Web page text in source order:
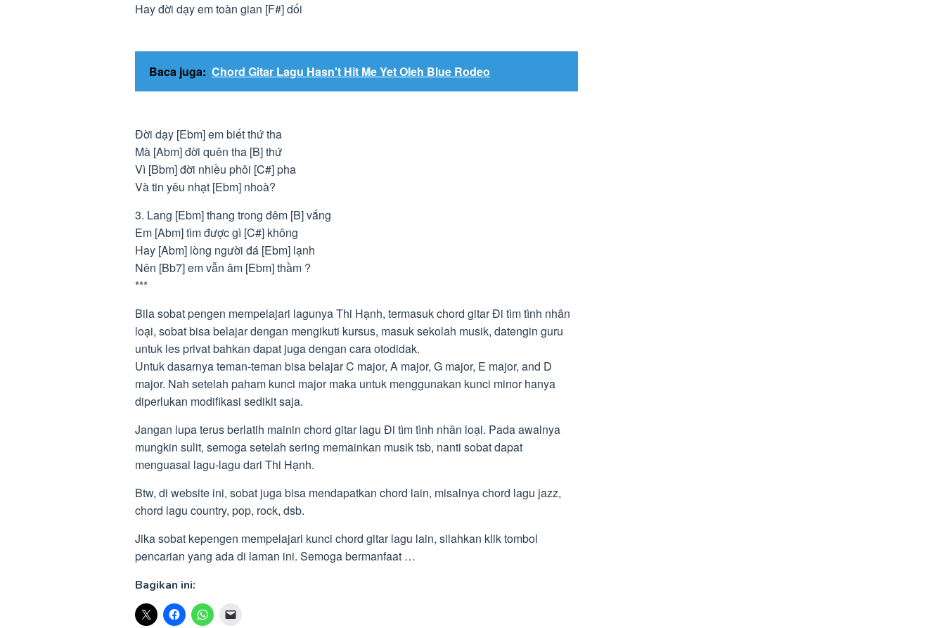
Hay đời dạy em toàn gian [F#] dối
Baca juga: Chord Gitar Lagu Hasn't Hit Me Yet Oleh Blue Rodeo
Đời dạy [Ebm] em biết thứ tha
Mà [Abm] đời quên tha [B] thứ
Vì [Bbm] đời nhiều phôi [C#] pha
Và tin yêu nhạt [Ebm] nhoà?
3. Lang [Ebm] thang trong đêm [B] vắng
Em [Abm] tìm được gì [C#] không
Hay [Abm] lòng người đá [Ebm] lạnh
Nên [Bb7] em vẫn âm [Ebm] thầm ?
***
Bila sobat pengen mempelajari lagunya Thi Hạnh, termasuk chord gitar Đi tìm tình nhân
loại, sobat bisa belajar dengan mengikuti kursus, masuk sekolah musik, datengin guru
untuk les privat bahkan dapat juga dengan cara otodidak.
Untuk dasarnya teman-teman bisa belajar C major, A major, G major, E major, and D
major. Nah setelah paham kunci major maka untuk menggunakan kunci minor hanya
diperlukan modifikasi sedikit saja.
Jangan lupa terus berlatih mainin chord gitar lagu Đi tìm tình nhân loại. Pada awalnya
mungkin sulit, semoga setelah sering memainkan musik tsb, nanti sobat dapat
menguasai lagu-lagu dari Thi Hạnh.
Btw, di website ini, sobat juga bisa mendapatkan chord lain, misalnya chord lagu jazz,
chord lagu country, pop, rock, dsb.
Jika sobat kepengen mempelajari kunci chord gitar lagu lain, silahkan klik tombol
pencarian yang ada di laman ini. Semoga bermanfaat …
Bagikan ini: